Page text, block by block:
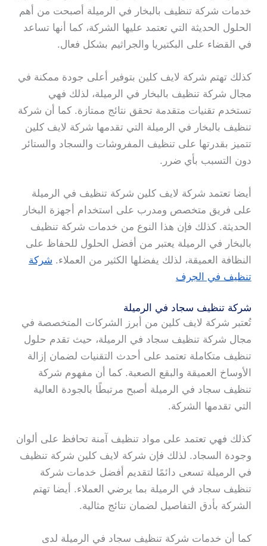
خدمات شركة تنظيف بالبخار في الرميلة أصبحت من أهم
الحلول الحديثة التي تعتمد عليها الشركة، كما أنها تساعد
في القضاء على البكتيريا والجراثيم بشكل فعال.
كذلك تهتم شركة لايف كلين بتوفير أعلى جودة ممكنة في
مجال شركة تنظيف بالبخار في الرميلة، لذلك فهي
تستخدم تقنيات متقدمة تحقق نتائج ممتازة. كما أن شركة
تنظيف بالبخار في الرميلة التي تقدمها شركة لايف كلين
تتميز بقدرتها على تنظيف المفروشات والسجاد والستائر
دون التسبب بأي ضرر.
أيضا تعتمد شركة لايف كلين شركة تنظيف في الرميلة
على فريق متخصص ومدرب على استخدام أجهزة البخار
الحديثة. كذلك فإن هذا النوع من خدمات شركة تنظيف
بالبخار في الرميلة يعتبر من أفضل الحلول للحفاظ على
النظافة العميقة، لذلك يفضلها الكثير من العملاء. شركة
تنظيف في الجرف
شركة تنظيف سجاد في الرميلة
تُعتبر شركة لايف كلين من أبرز الشركات المتخصصة في
مجال شركة تنظيف سجاد في الرميلة، حيث تقدم حلول
تنظيف متكاملة تعتمد على أحدث التقنيات لضمان إزالة
الأوساخ العميقة والبقع الصعبة. كما أن مفهوم شركة
تنظيف سجاد في الرميلة أصبح مرتبطًا بالجودة العالية
التي تقدمها الشركة.
كذلك فهي تعتمد على مواد تنظيف آمنة تحافظ على ألوان
وجودة السجاد. لذلك فإن شركة لايف كلين شركة تنظيف
في الرميلة تسعى دائمًا لتقديم أفضل خدمات شركة
تنظيف سجاد في الرميلة بما يرضي العملاء. أيضا تهتم
الشركة بأدق التفاصيل لضمان نتائج مثالية.
كما أن خدمات شركة تنظيف سجاد في الرميلة لدى